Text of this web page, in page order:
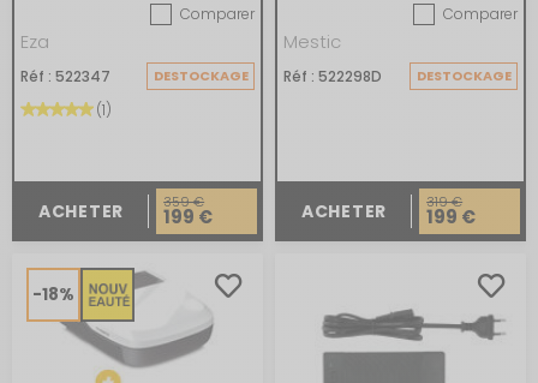
Comparer
Eza
Réf : 522347 DESTOCKAGE
(1)
ACHETER 359 €
199 €
Comparer
Mestic
Réf : 522298D DESTOCKAGE
ACHETER 319 €
199 €
-18%